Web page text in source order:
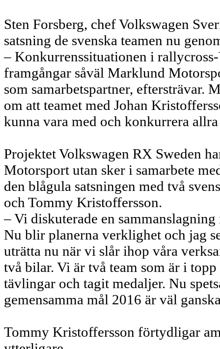
Sten Forsberg, chef Volkswagen
satsning de svenska teamen nu
– Konkurrenssituationen i
framgångar såväl Marklund
som samarbetspartner, eftersträvar.
om att teamet med Johan
kunna vara med och konkurrera
Projektet Volkswagen RX Sweden
Motorsport utan sker i samarbete
den blågula satsningen med två
och Tommy Kristoffersson.
– Vi diskuterade en
Nu blir planerna verklighet och jag
uträtta nu när vi slår ihop våra
två bilar. Vi är två team som är i
tävlingar och tagit medaljer. Nu
gemensamma mål 2016 är väl
Tommy Kristoffersson förtydligar